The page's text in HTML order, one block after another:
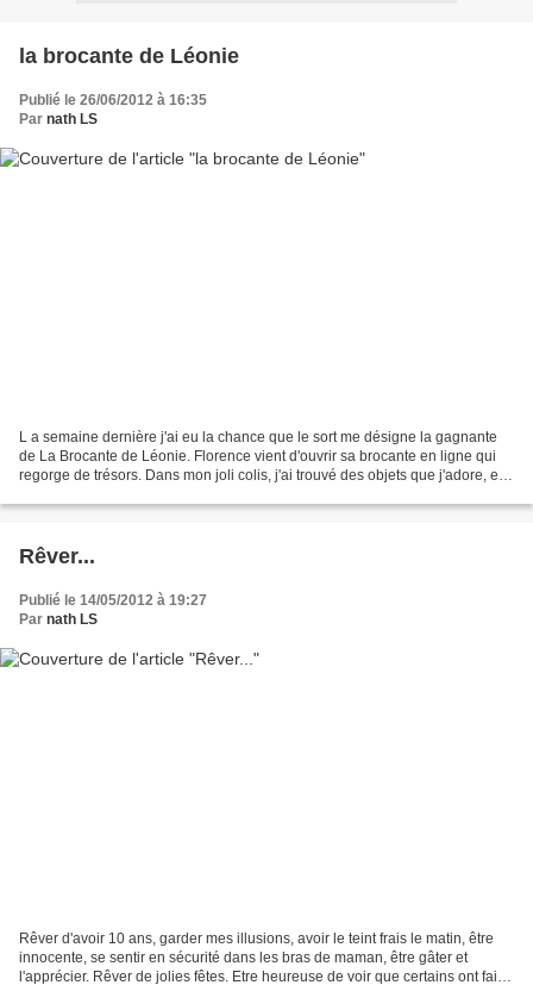
la brocante de Léonie
Publié le 26/06/2012 à 16:35
Par nath LS
L a semaine dernière j'ai eu la chance que le sort me désigne la gagnante
de La Brocante de Léonie. Florence vient d'ouvrir sa brocante en ligne qui
regorge de trésors. Dans mon joli colis, j'ai trouvé des objets que j'adore, elle
Rêver...
Publié le 14/05/2012 à 19:27
Par nath LS
Rêver d'avoir 10 ans, garder mes illusions, avoir le teint frais le matin, être
innocente, se sentir en sécurité dans les bras de maman, être gâter et
l'apprécier. Rêver de jolies fêtes. Etre heureuse de voir que certains ont fait